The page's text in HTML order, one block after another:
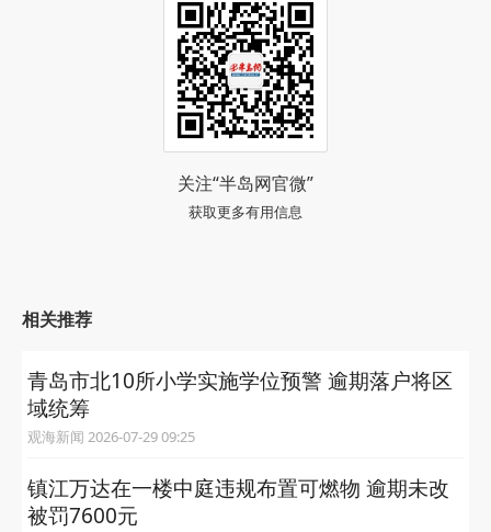
关注“半岛网官微”
获取更多有用信息
相关推荐
青岛市北10所小学实施学位预警 逾期落户将区
域统筹
观海新闻 2026-07-29 09:25
镇江万达在一楼中庭违规布置可燃物 逾期未改
被罚7600元